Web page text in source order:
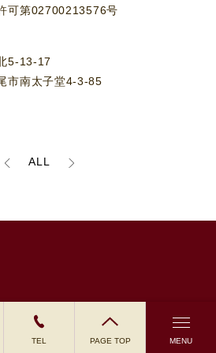
TEL PAGE TOP MENU
可第02700213576号
5-13-17
市南太子堂4-3-85
ALL
社では、一緒に働いていただける仲